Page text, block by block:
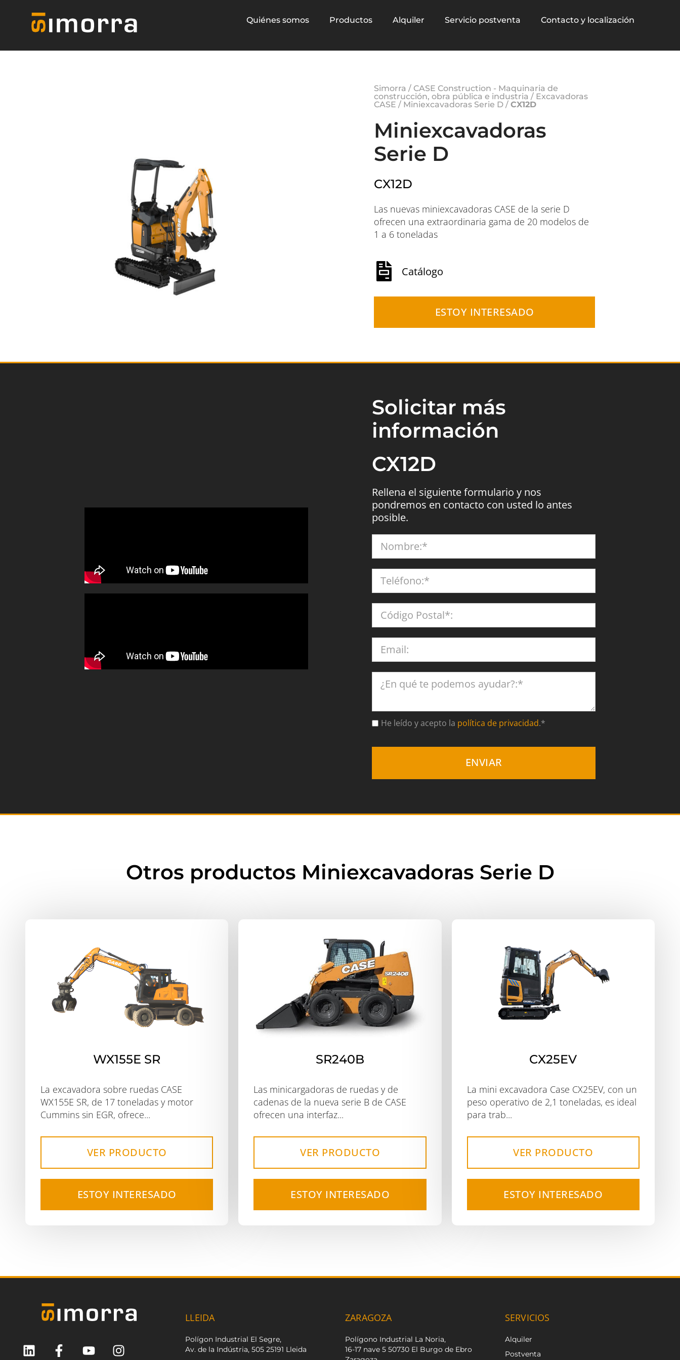
Quiénes somos Productos Alquiler Servicio postventa Contacto y localización
Simorra / CASE Construction - Maquinaria de
construcción, obra pública e industria / Excavadoras
CASE / Miniexcavadoras Serie D /CX12D
Miniexcavadoras
Serie D
CX12D
Las nuevas miniexcavadoras CASE de la serie D
ofrecen una extraordinaria gama de 20 modelos de
1 a 6 toneladas
Catálogo
ESTOY INTERESADO
Solicitar más
información
CX12D
Rellena el siguiente formulario y nos
pondremos en contacto con usted lo antes
posible.
He leído y acepto la política de privacidad.*
ENVIAR
Otros productos Miniexcavadoras Serie D
WX155E SR
La excavadora sobre ruedas CASE
WX155E SR, de 17 toneladas y motor
Cummins sin EGR, ofrece...
VER PRODUCTO
ESTOY INTERESADO
SR240B
Las minicargadoras de ruedas y de
cadenas de la nueva serie B de CASE
ofrecen una interfaz...
VER PRODUCTO
ESTOY INTERESADO
CX25EV
La mini excavadora Case CX25EV, con un
peso operativo de 2,1 toneladas, es ideal
para trab...
VER PRODUCTO
ESTOY INTERESADO
LLEIDA
Polígon Industrial El Segre,
Av. de la Indústria, 505 25191 Lleida
ZARAGOZA
Polígono Industrial La Noria,
16-17 nave 5 50730 El Burgo de Ebro
SERVICIOS
Alquiler
Postventa